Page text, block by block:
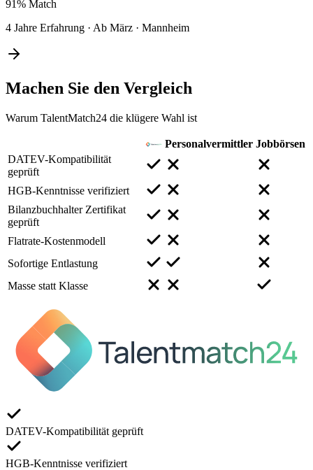
91% Match
4 Jahre Erfahrung · Ab März · Mannheim
Machen Sie den Vergleich
Warum TalentMatch24 die klügere Wahl ist
Personalvermittler Jobbörsen
DATEV-Kompatibilität
geprüft
HGB-Kenntnisse verifiziert
Bilanzbuchhalter Zertifikat
geprüft
Flatrate-Kostenmodell
Sofortige Entlastung
Masse statt Klasse
DATEV-Kompatibilität geprüft
HGB-Kenntnisse verifiziert